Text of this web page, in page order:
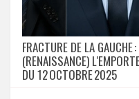
FRACTURE DE LA GAUCHE
(RENAISSANCE)
DU 12 OCTOBRE 2025